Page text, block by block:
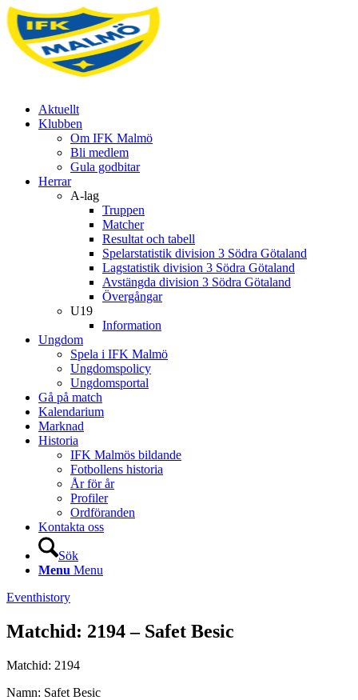
Aktuellt
Klubben
Om IFK Malmö
Bli medlem
Gula godbitar
Herrar
A-lag
Truppen
Matcher
Resultat och tabell
Spelarstatistik division 3 Södra Götaland
Lagstatistik division 3 Södra Götaland
Avstängda division 3 Södra Götaland
Övergångar
U19
Information
Ungdom
Spela i IFK Malmö
Ungdomspolicy
Ungdomsportal
Gå på match
Kalendarium
Marknad
Historia
IFK Malmös bildande
Fotbollens historia
År för år
Profiler
Ordföranden
Kontakta oss
Sök
Menu Menu
Eventhistory
Matchid: 2194 – Safet Besic
Matchid: 2194
Namn: Safet Besic